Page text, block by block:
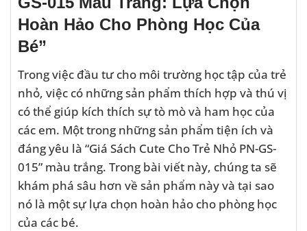
Hoàn Hảo Cho Phòng Học Của
Bé”
Trong việc đầu tư cho môi trường học tập của trẻ
nhỏ, việc có những sản phẩm thích hợp và thú vị
có thể giúp kích thích sự tò mò và ham học của
các em. Một trong những sản phẩm tiện ích và
đáng yêu là “Giá Sách Cute Cho Trẻ Nhỏ PN-GS-
015” màu trắng. Trong bài viết này, chúng ta sẽ
khám phá sâu hơn về sản phẩm này và tại sao
nó là một sự lựa chọn hoàn hảo cho phòng học
của các bé.